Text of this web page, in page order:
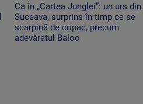
Ca în „Cartea Junglei”: un urs din
Suceava, surprins în timp ce se
scarpină de copac, precum
adevăratul Baloo